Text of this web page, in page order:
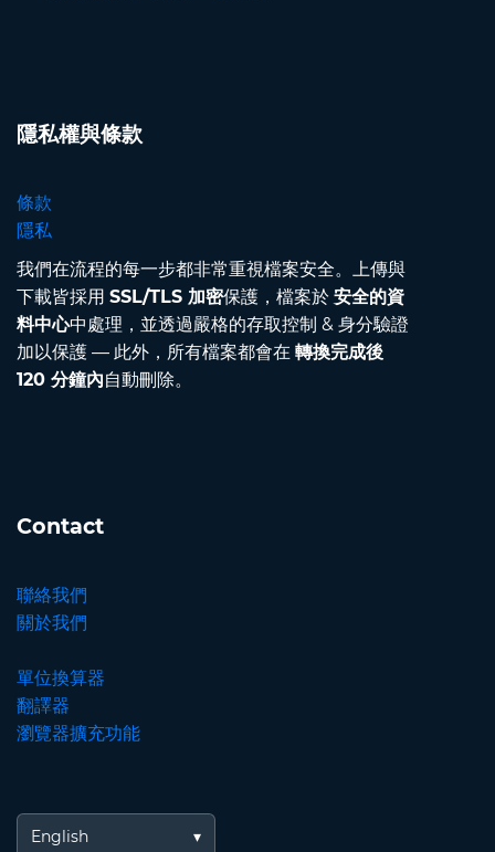
隱私權與條款
條款
隱私
我們在流程的每一步都非常重視檔案安全。上傳與
下載皆採用 SSL/TLS 加密保護，檔案於 安全的資
料中心中處理，並透過嚴格的存取控制 & 身分驗證
加以保護 — 此外，所有檔案都會在 轉換完成後
120 分鐘內自動刪除。
Contact
聯絡我們
關於我們
單位換算器
翻譯器
瀏覽器擴充功能
English